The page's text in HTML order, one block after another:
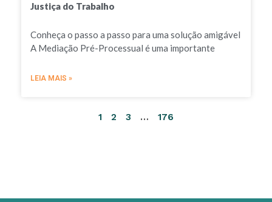
Justiça do Trabalho
Conheça o passo a passo para uma solução amigável
A Mediação Pré-Processual é uma importante
LEIA MAIS »
1 2 3 … 176